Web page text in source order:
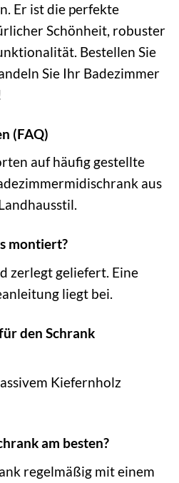
Er ist die perfekte
Schönheit, robuster
Bestellen Sie
Sie Ihr Badezimmer
(FAQ)
auf häufig gestellte
aus
montiert?
zerlegt geliefert. Eine
liegt bei.
den Schrank
Kiefernholz
am besten?
regelmäßig mit einem